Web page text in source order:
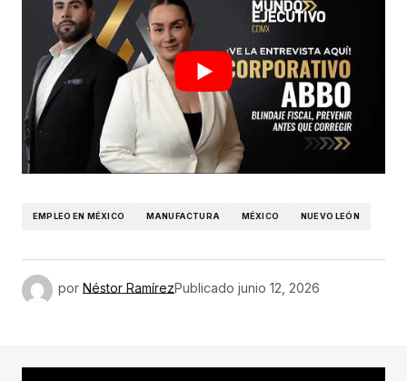
EMPLEO EN MÉXICO MANUFACTURA MÉXICO NUEVO LEÓN
por Néstor RamírezPublicado junio 12, 2026